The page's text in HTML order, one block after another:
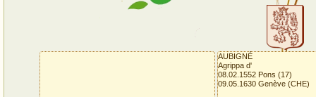
AUBIGNÉ
Agrippa d'
08.02.1552 Pons (17)
09.05.1630 Genève (CHE)